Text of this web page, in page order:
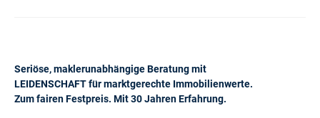
Seriöse, maklerunabhängige Beratung mit
LEIDENSCHAFT für marktgerechte Immobilienwerte.
Zum fairen Festpreis. Mit 30 Jahren Erfahrung.